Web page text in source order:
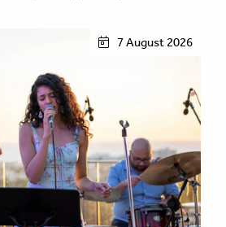
7 August 2026